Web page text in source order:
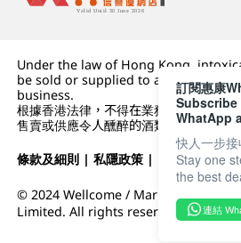
Under the law of Hong Kong,
be sold or supplied to a minor
business.
根據香港法律，不得在業務過程中，向未
售賣或供應令人醺醉的酒類。
條款及細則 |私隱政策 | DFI零售集團
© 2024 Wellcome / Market Place. The
Limited. All rights reserved.
訂閱惠康
Subscribe
WhatApp
快人一步接
Stay one
the best
連結